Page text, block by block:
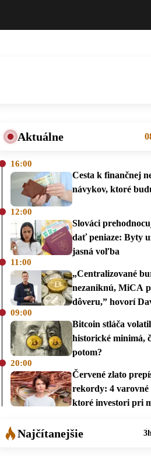
Aktuálne
16:00
Cesta k finančnej
návykov, ktoré
12:00
Slováci
dať peniaze: Byty
jasná voľba
11:00
„Centralizované
nezaniknú, MiCA
dôveru,” hovorí
09:00
Bitcoin stláča
historické minimá,
potom?
20:00
Červené zlato
rekordy: 4 varovné
ktoré investori pri
Najčítanejšie